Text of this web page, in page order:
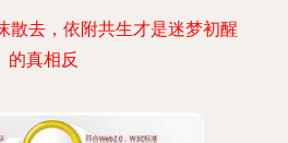
散去，依附共生才是迷梦初醒
的真相反